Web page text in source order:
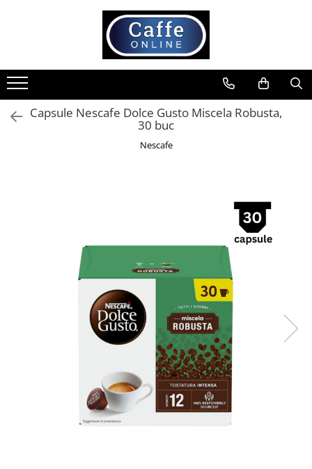
Cafea
Cafea Boabe
Capsule Cafea
Aparate clasice
Pahare de cafea
Capsule Nescafe Dolce Gusto Miscela Robusta,
30 buc
Nescafe